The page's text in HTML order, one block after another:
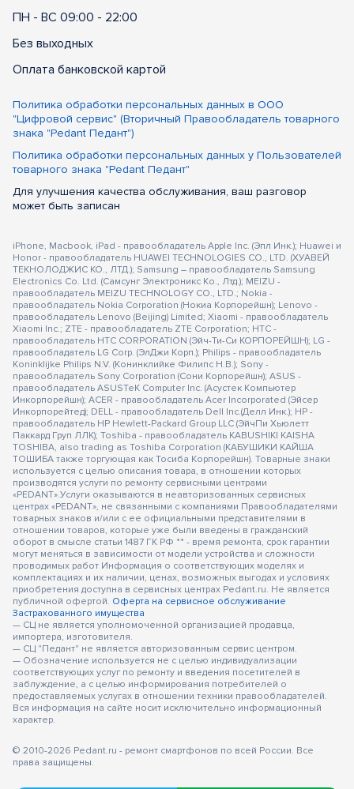
ПН - ВС 09:00 - 22:00
Без выходных
Оплата банковской картой
Политика обработки персональных данных в ООО
"Цифровой сервис" (Вторичный Правообладатель товарного
знака "Pedant Педант")
Политика обработки персональных данных у Пользователей
товарного знака "Pedant Педант"
Для улучшения качества обслуживания, ваш разговор
может быть записан
iPhone, Macbook, iPad - правообладатель Apple Inc. (Эпл Инк.); Huawei и
Honor - правообладатель HUAWEI TECHNOLOGIES CO., LTD. (ХУАВЕЙ
ТЕКНОЛОДЖИС КО., ЛТД.); Samsung – правообладатель Samsung
Electronics Co. Ltd. (Самсунг Электроникс Ко., Лтд.); MEIZU -
правообладатель MEIZU TECHNOLOGY CO., LTD.; Nokia -
правообладатель Nokia Corporation (Нокиа Корпорейшн); Lenovo -
правообладатель Lenovo (Beijing) Limited; Xiaomi - правообладатель
Xiaomi Inc.; ZTE - правообладатель ZTE Corporation; HTC -
правообладатель HTC CORPORATION (Эйч-Ти-Си КОРПОРЕЙШН); LG -
правообладатель LG Corp. (ЭлДжи Корп.); Philips - правообладатель
Koninklijke Philips N.V. (Конинклийке Филипс Н.В.); Sony -
правообладатель Sony Corporation (Сони Корпорейшн); ASUS -
правообладатель ASUSTeK Computer Inc. (Асустек Компьютер
Инкорпорейшн); ACER - правообладатель Acer Incorporated (Эйсер
Инкорпорейтед); DELL - правообладатель Dell Inc.(Делл Инк.); HP -
правообладатель HP Hewlett-Packard Group LLC (ЭйчПи Хьюлетт
Паккард Груп ЛЛК); Toshiba - правообладатель KABUSHIKI KAISHA
TOSHIBA, also trading as Toshiba Corporation (КАБУШИКИ КАЙША
ТОШИБА также торгующая как Тосиба Корпорейшн). Товарные знаки
используется с целью описания товара, в отношении которых
производятся услуги по ремонту сервисными центрами
«PEDANT».Услуги оказываются в неавторизованных сервисных
центрах «PEDANT», не связанными с компаниями Правообладателями
товарных знаков и/или с ее официальными представителями в
отношении товаров, которые уже были введены в гражданский
оборот в смысле статьи 1487 ГК РФ ** - время ремонта, срок гарантии
могут меняться в зависимости от модели устройства и сложности
проводимых работ Информация о соответствующих моделях и
комплектациях и их наличии, ценах, возможных выгодах и условиях
приобретения доступна в сервисных центрах Pedant.ru. Не является
публичной офертой. Оферта на сервисное обслуживание
Застрахованного имущества
— СЦ не является уполномоченной организацией продавца,
импортера, изготовителя.
— СЦ "Педант" не является авторизованным сервис центром.
— Обозначение используется не с целью индивидуализации
соответствующих услуг по ремонту и введения посетителей в
заблуждение, а с целью информирования потребителей о
предоставляемых услугах в отношении техники правообладателей.
Вся информация на сайте носит исключительно информационный
характер.
© 2010-2026 Pedant.ru - ремонт смартфонов по всей России. Все
права защищены.